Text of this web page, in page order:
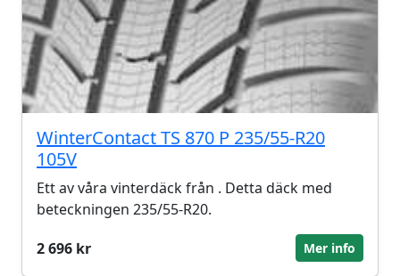
WinterContact TS 870 P 235/55-R20
105V
Ett av våra vinterdäck från . Detta däck med
beteckningen 235/55-R20.
2 696 kr
Mer info